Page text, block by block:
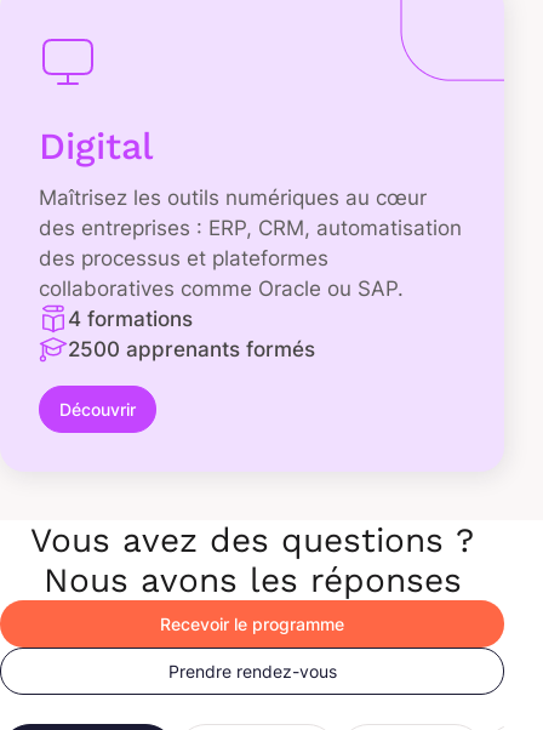
Digital
Maîtrisez les outils numériques au cœur
des entreprises : ERP, CRM, automatisation
des processus et plateformes
collaboratives comme Oracle ou SAP.
4 formations
2500 apprenants formés
Découvrir
Vous avez des questions ?
Nous avons les réponses
Recevoir le programme
Prendre rendez-vous